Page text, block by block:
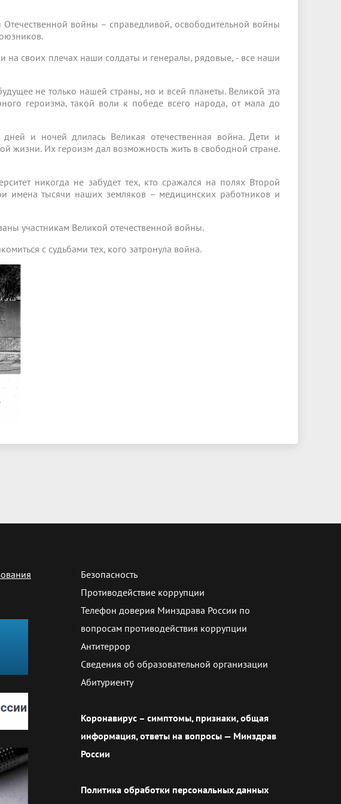
организации
Государственная итоговая аттестация
образования
Всероссийская студенческая
олимпиада по хирургии с
международным участием
в системе
Новые образовательные программы
Электронная учебная библиотека
образовательные
Наставничество в сфере
ссылки
Научные издания
Публикационная активность
НИИ кардиологии
Научная ординатура
на кафедрах
Выпускники БГМУ – ветераны ВОВ
Великой Отечественной войне
вестник" «МЕДМОЛ»
войны – справедливой, освободительной войны
своих плечах наши солдаты и генералы, рядовые, - все наши
не только нашей страны, но и всей планеты. Великой эта
героизма, такой воли к победе всего народа, от мала до
и ночей длилась Великая отечественная война. Дети и
жизни. Их героизм дал возможность жить в свободной стране.
никогда не забудет тех, кто сражался на полях Второй
имена тысячи наших земляков – медицинских работников и
участникам Великой отечественной войны.
с судьбами тех, кого затронула война.
Безопасность
Противодействие коррупции
Телефон доверия Минздрава России по
вопросам противодействия коррупции
Антитеррор
Сведения об образовательной организации
Абитуриенту
Коронавирус – симптомы, признаки, общая
информация, ответы на вопросы — Минздрав
России
Политика обработки персональных данных